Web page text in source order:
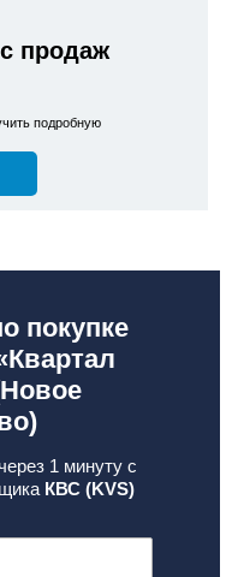
продаж
подробную
покупке
1 минуту с
КВС (KVS)